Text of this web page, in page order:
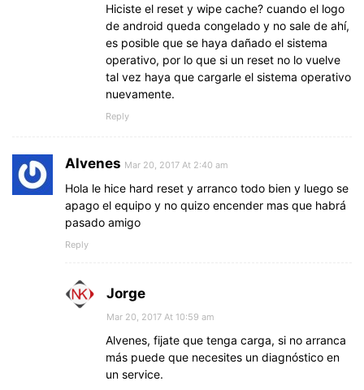
Hiciste el reset y wipe cache? cuando el logo
de android queda congelado y no sale de ahí,
es posible que se haya dañado el sistema
operativo, por lo que si un reset no lo vuelve
tal vez haya que cargarle el sistema operativo
nuevamente.
Reply
Alvenes Mar 20, 2017 At 2:40 am
Hola le hice hard reset y arranco todo bien y luego se
apago el equipo y no quizo encender mas que habrá
pasado amigo
Reply
Jorge
Mar 20, 2017 At 10:59 am
Alvenes, fijate que tenga carga, si no arranca
más puede que necesites un diagnóstico en
un service.